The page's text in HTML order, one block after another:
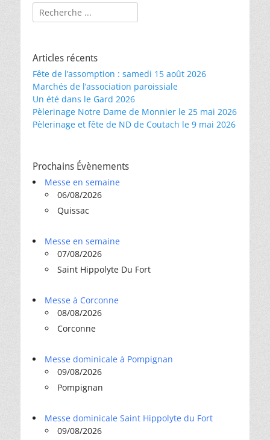
Rechercher :
Articles récents
Fête de l’assomption : samedi 15 août 2026
Marchés de l’association paroissiale
Un été dans le Gard 2026
Pèlerinage Notre Dame de Monnier le 25 mai 2026
Pèlerinage et fête de ND de Coutach le 9 mai 2026
Prochains Évènements
Messe en semaine
06/08/2026
Quissac
Messe en semaine
07/08/2026
Saint Hippolyte Du Fort
Messe à Corconne
08/08/2026
Corconne
Messe dominicale à Pompignan
09/08/2026
Pompignan
Messe dominicale Saint Hippolyte du Fort
09/08/2026